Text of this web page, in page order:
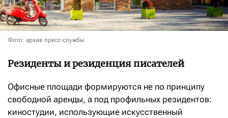
Фото: архив пресс-службы
Резиденты и резиденция писателей
Офисные площади формируются не по принципу
свободной аренды, а под профильных резидентов:
киностудии, использующие искусственный